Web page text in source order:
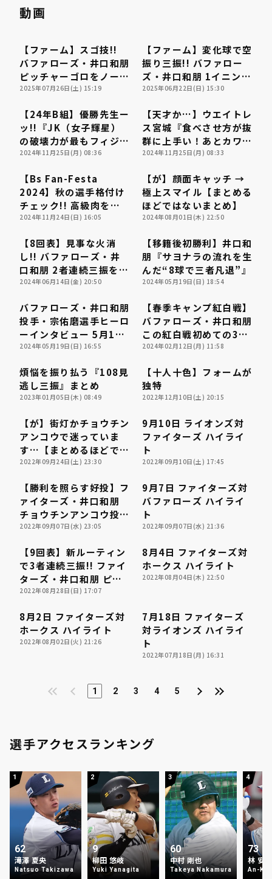
利用規約 プライバシーポリシー
運営会社 （別ウィンドウで開く） よくある質問
特定商取引法の表示 アルバイト募集 （別ウィンドウで開く
動画
00:44
00:44
【ファーム】スゴ技!!
バファローズ・井口和朋
ピッチャーゴロをノール
ック背面キャッチ!!
クス・バファローズ 対
くふうハヤテベンチャー
ズ静岡
2025年07月26日(土) 15:19
00:27
00:27
【ファーム】変化球で空
振り三振!! バファロー
ズ・井口和朋 1イニング
を無失点に抑える!!
クス・バファローズ 対
広島東洋カープ
2025年06月22日(日) 15:30
02:39
02:39
【24年B組】優勝先生ー
ッ!!『JK（女子輝星）
の破壊力が最もフィジカ
ル…』
2024年11月25日(月) 08:36
01:43
01:43
【天才か…】ウエイトレ
ス宮城『食べさせ方が抜
群に上手い！あとカワイ
イ』
2024年11月25日(月) 08:33
【Bs Fan-Festa
2024】秋の選手格付け
チェック!! 高級肉を運
んできたのは…!? 2024
ス・バファローズ
2024年11月24日(日) 16:05
04:40
04:40
【が】顔面キャッチ →
極上スマイル【まとめる
ほどではないまとめ】
2024年08月01日(木) 22:50
00:30
00:30
【8回表】見事な火消
し!! バファローズ・井
口和朋 2者連続三振を奪
い無失点に抑える!!
クス・バファローズ 対
東京ヤクルトスワローズ
2024年06月14日(金) 20:50
01:40
01:40
【移籍後初勝利】井口和
朋『サヨナラの流れを生
んだ“8球で三者凡退”』
2024年05月19日(日) 18:54
08:42
08:42
バファローズ・井口和朋
投手・宗佑磨選手ヒーロ
ーインタビュー 5月19
日 オリックス・バファ
ルデンイーグルス
2024年05月19日(日) 16:55
00:46
00:46
【春季キャンプ紅白戦】
バファローズ・井口和朋
この紅白戦初めての3者
凡退に抑える好投!!
クス・バファローズ
2024年02月12日(月) 11:58
20:09
20:09
煩悩を振り払う『108見
逃し三振』まとめ
2023年01月05日(木) 08:49
04:35
04:35
【十人十色】フォームが
独特
2022年12月10日(土) 20:15
02:15
02:15
【が】街灯かチョウチン
アンコウで迷っていま
す…【まとめるほどでは
ないまとめ】
2022年09月24日(土) 23:30
05:21
05:21
9月10日 ライオンズ対
ファイターズ ハイライ
ト
2022年09月10日(土) 17:45
02:09
02:09
【勝利を照らす好投】フ
ァイターズ・井口和朋
チョウチンアンコウ投法
で乗り越えた!!
2022年09月07日(水) 23:05
05:15
05:15
9月7日 ファイターズ対
バファローズ ハイライ
ト
2022年09月07日(水) 21:36
00:27
00:27
【9回表】新ルーティン
で3者連続三振!! ファイ
ターズ・井口和朋 ピン
チ背負うも無失点!!
日本ハムファイターズ
対 福岡ソフトバンクホ
ークス
2022年08月28日(日) 17:07
04:29
04:29
8月4日 ファイターズ対
ホークス ハイライト
2022年08月04日(木) 22:50
04:39
04:39
8月2日 ファイターズ対
ホークス ハイライト
2022年08月02日(火) 21:26
03:47
03:47
7月18日 ファイターズ
対ライオンズ ハイライ
ト
2022年07月18日(月) 16:31
1 2 3 4 5
選手アクセスランキング
1
62
滝澤 夏央
Natsuo Takizawa
2
9
柳田 悠岐
Yuki Yanagita
3
60
中村 剛也
Takeya Nakamura
4
73
林 安可
An-Ko